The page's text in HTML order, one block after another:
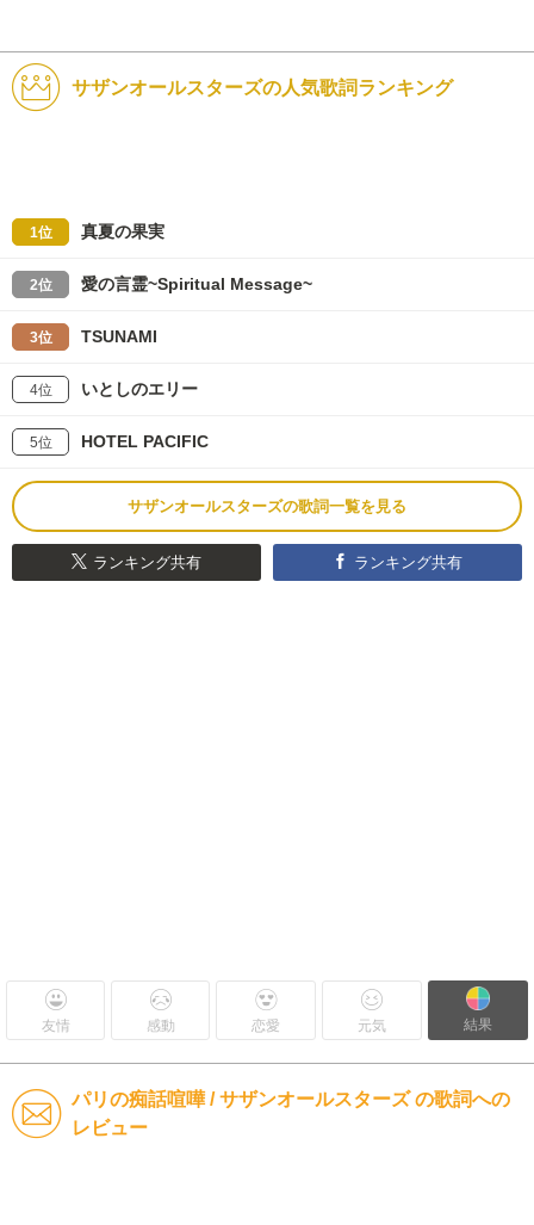
サザンオールスターズの人気歌詞ランキング
1位 真夏の果実
2位 愛の言霊~Spiritual Message~
3位 TSUNAMI
4位 いとしのエリー
5位 HOTEL PACIFIC
サザンオールスターズの歌詞一覧を見る
ランキング共有 ランキング共有
友情 感動 恋愛 元気 結果
パリの痴話喧嘩 / サザンオールスターズ の歌詞への
レビュー